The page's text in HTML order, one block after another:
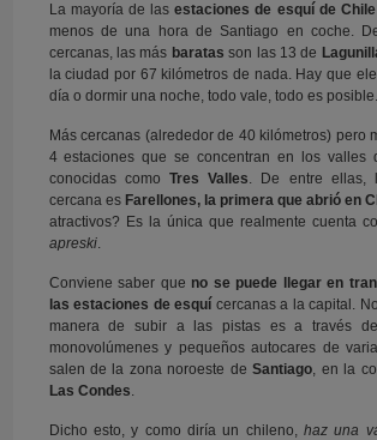
La mayoría de lasestaciones de esquí de Chile
menos de una hora de Santiago en coche.
cercanas, las más baratas son las 13 de
la ciudad por 67 kilómetros de nada. Hay que
día o dormir una noche, todo vale, todo es posible.
Más cercanas (alrededor de 40 kilómetros) pero
4 estaciones que se concentran en los valles
conocidas como Tres Valles. De entre ellas,
cercana es Farellones, la primera que abrió en
atractivos? Es la única que realmente cuenta
apreski.
Conviene saber que no se puede llegar en
las estaciones de esquí cercanas a la capital.
manera de subir a las pistas es a través
monovolúmenes y pequeños autocares de
salen de la zona noroeste deSantiago, en la
Las Condes.
Dicho esto, y como diría un chileno,haz una